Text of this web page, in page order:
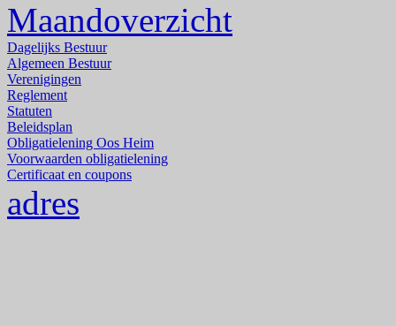
Maandoverzicht
Dagelijks Bestuur
Algemeen Bestuur
Verenigingen
Reglement
Statuten
Beleidsplan
Obligatielening Oos Heim
Voorwaarden obligatielening
Certificaat en coupons
adres